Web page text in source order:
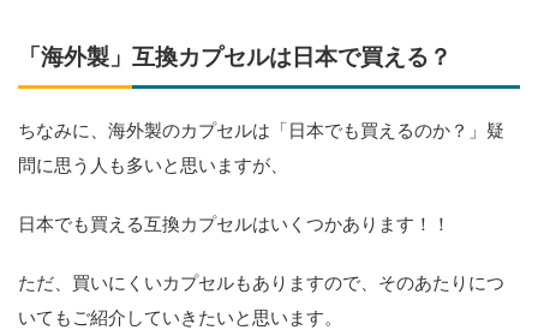
「海外製」互換カプセルは日本で買える？
ちなみに、海外製のカプセルは「日本でも買えるのか？」疑
問に思う人も多いと思いますが、
日本でも買える互換カプセルはいくつかあります！！
ただ、買いにくいカプセルもありますので、そのあたりにつ
いてもご紹介していきたいと思います。